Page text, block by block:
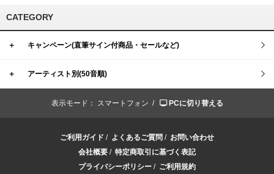
CATEGORY
＋ キャンペーン(直筆サイン付商品・セールなど)
＋ アーティスト別(50音順)
表示モード： スマートフォン / PCに切り替える
ご利用ガイド / よくあるご質問 / お問い合わせ
会社概要 / 特定商取引に基づく表記
プライバシーポリシー / ご利用規約